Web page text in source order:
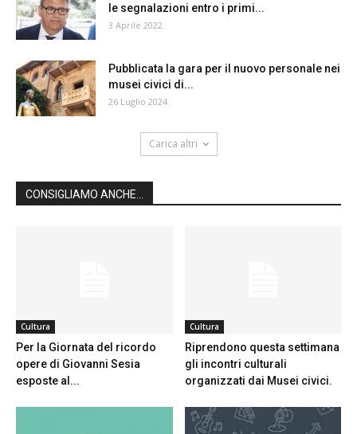
le segnalazioni entro i primi...
3 Aprile 2022
Pubblicata la gara per il nuovo personale nei
musei civici di...
26 Luglio 2024
Carica altri
CONSIGLIAMO ANCHE...
Cultura
Per la Giornata del ricordo
opere di Giovanni Sesia
esposte al...
Cultura
Riprendono questa settimana
gli incontri culturali
organizzati dai Musei civici.